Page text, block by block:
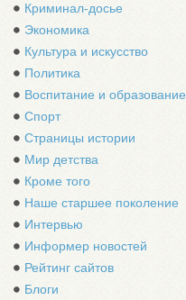
Криминал-досье
Экономика
Культура и искусство
Политика
Воспитание и образование
Спорт
Страницы истории
Мир детства
Кроме того
Наше старшее поколение
Интервью
Информер новостей
Рейтинг сайтов
Блоги